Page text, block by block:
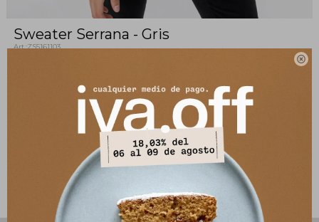

Sweater Serrana - Gris
ZS5161103
Nuestra polera básica de viscosa es una pieza clave para este
invierno. Suave al tacto y con un peso súper ligero.
Composición: 88% Viscosa 12% Nylon
Este artículo está agotado.